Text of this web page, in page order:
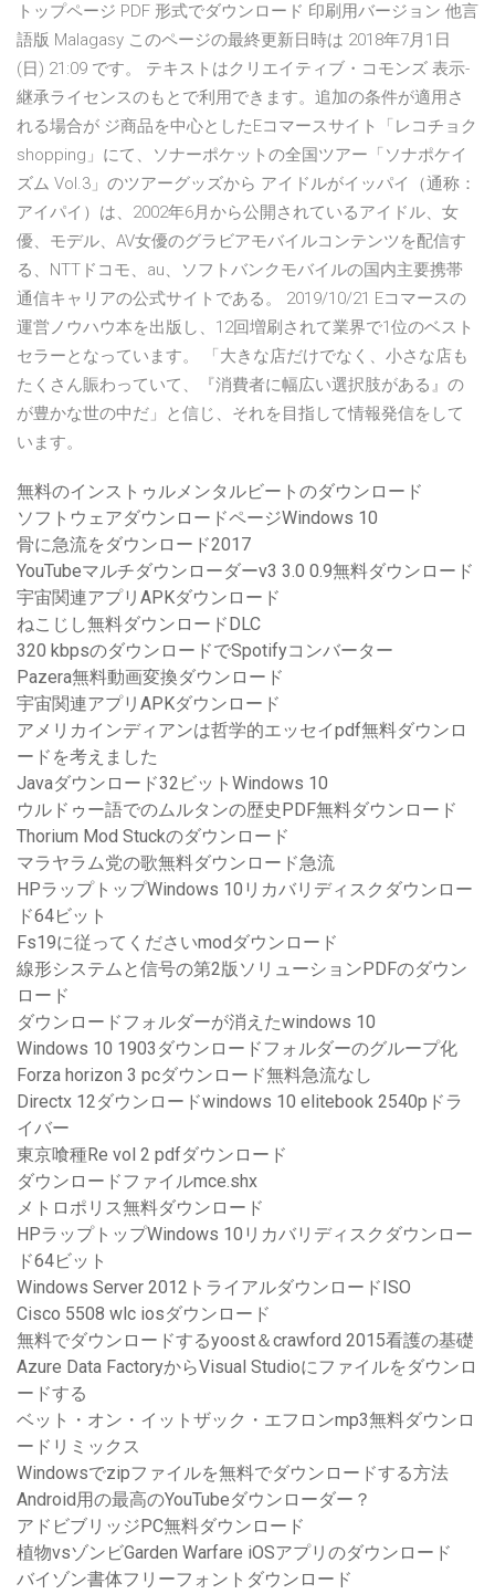
トップページ PDF 形式でダウンロード 印刷用バージョン 他言
語版 Malagasy このページの最終更新日時は 2018年7月1日
(日) 21:09 です。 テキストはクリエイティブ・コモンズ 表示-
継承ライセンスのもとで利用できます。追加の条件が適用さ
れる場合が ジ商品を中心としたEコマースサイト「レコチョク
shopping」にて、ソナーポケットの全国ツアー「ソナポケイ
ズム Vol.3」のツアーグッズから アイドルがイッパイ（通称：
アイパイ）は、2002年6月から公開されているアイドル、女
優、モデル、AV女優のグラビアモバイルコンテンツを配信す
る、NTTドコモ、au、ソフトバンクモバイルの国内主要携帯
通信キャリアの公式サイトである。 2019/10/21 Eコマースの
運営ノウハウ本を出版し、12回増刷されて業界で1位のベスト
セラーとなっています。 「大きな店だけでなく、小さな店も
たくさん賑わっていて、『消費者に幅広い選択肢がある』の
が豊かな世の中だ」と信じ、それを目指して情報発信をして
います。
無料のインストゥルメンタルビートのダウンロード
ソフトウェアダウンロードページWindows 10
骨に急流をダウンロード2017
YouTubeマルチダウンローダーv3 3.0 0.9無料ダウンロード
宇宙関連アプリAPKダウンロード
ねこじし無料ダウンロードDLC
320 kbpsのダウンロードでSpotifyコンバーター
Pazera無料動画変換ダウンロード
宇宙関連アプリAPKダウンロード
アメリカインディアンは哲学的エッセイpdf無料ダウンロ
ードを考えました
Javaダウンロード32ビットWindows 10
ウルドゥー語でのムルタンの歴史PDF無料ダウンロード
Thorium Mod Stuckのダウンロード
マラヤラム党の歌無料ダウンロード急流
HPラップトップWindows 10リカバリディスクダウンロー
ド64ビット
Fs19に従ってくださいmodダウンロード
線形システムと信号の第2版ソリューションPDFのダウン
ロード
ダウンロードフォルダーが消えたwindows 10
Windows 10 1903ダウンロードフォルダーのグループ化
Forza horizo​​n 3 pcダウンロード無料急流なし
Directx 12ダウンロードwindows 10 elitebook 2540pドラ
イバー
東京喰種Re vol 2 pdfダウンロード
ダウンロードファイルmce.shx
メトロポリス無料ダウンロード
HPラップトップWindows 10リカバリディスクダウンロー
ド64ビット
Windows Server 2012トライアルダウンロードISO
Cisco 5508 wlc iosダウンロード
無料でダウンロードするyoost＆crawford 2015看護の基礎
Azure Data FactoryからVisual Studioにファイルをダウンロ
ードする
ベット・オン・イットザック・エフロンmp3無料ダウンロ
ードリミックス
Windowsでzipファイルを無料でダウンロードする方法
Android用の最高のYouTubeダウンローダー？
アドビブリッジPC無料ダウンロード
植物vsゾンビGarden Warfare iOSアプリのダウンロード
バイゾン書体フリーフォントダウンロード